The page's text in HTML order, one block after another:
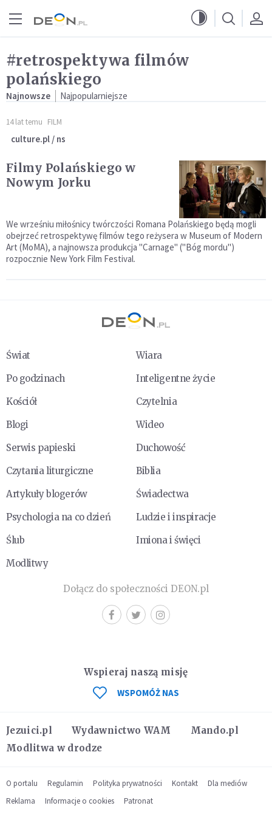
#retrospektywa filmów
polańskiego
Najnowsze Najpopularniejsze
14 lat temu FILM
culture.pl / ns
Filmy Polańskiego w
Nowym Jorku
We wrześniu miłośnicy twórczości Romana Polańskiego będą mogli
obejrzeć retrospektywę filmów tego reżysera w Museum of Modern
Art (MoMA), a najnowsza produkcja "Carnage" ("Bóg mordu")
rozpocznie New York Film Festival.
Świat
Wiara
Po godzinach
Inteligentne życie
Kościół
Czytelnia
Blogi
Wideo
Serwis papieski
Duchowość
Czytania liturgiczne
Biblia
Artykuły blogerów
Świadectwa
Psychologia na co dzień
Ludzie i inspiracje
Ślub
Imiona i święci
Modlitwy
Dołącz do społeczności DEON.pl
Jezuici.pl Wydawnictwo WAM
Mando.pl
Modlitwa w drodze
Wspieraj naszą misję
WSPOMÓŻ NAS
O portalu Regulamin Polityka prywatności Kontakt
Dla mediów
Reklama
Informacje o cookies Patronat